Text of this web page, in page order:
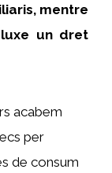
mentre
un dret
acabem
per
de consum